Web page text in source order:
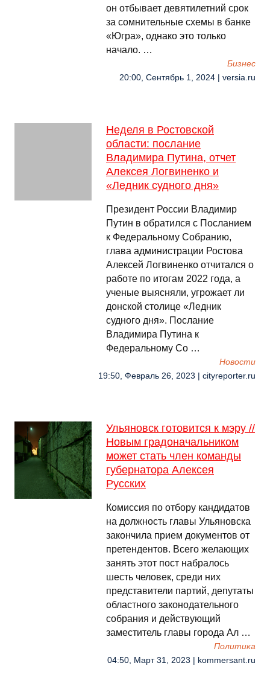
он отбывает девятилетний срок
за сомнительные схемы в банке
«Югра», однако это только
начало. …
Бизнес
20:00, Сентябрь 1, 2024 | versia.ru
Неделя в Ростовской
области: послание
Владимира Путина, отчет
Алексея Логвиненко и
«Ледник судного дня»
Президент России Владимир
Путин в обратился с Посланием
к Федеральному Собранию,
глава администрации Ростова
Алексей Логвиненко отчитался о
работе по итогам 2022 года, а
ученые выясняли, угрожает ли
донской столице «Ледник
судного дня». Послание
Владимира Путина к
Федеральному Со …
Новости
19:50, Февраль 26, 2023 | cityreporter.ru
Ульяновск готовится к мэру //
Новым градоначальником
может стать член команды
губернатора Алексея
Русских
Комиссия по отбору кандидатов
на должность главы Ульяновска
закончила прием документов от
претендентов. Всего желающих
занять этот пост набралось
шесть человек, среди них
представители партий, депутаты
областного законодательного
собрания и действующий
заместитель главы города Ал …
Политика
04:50, Март 31, 2023 | kommersant.ru